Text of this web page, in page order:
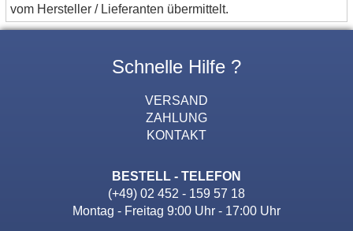
vom Hersteller / Lieferanten übermittelt.
Schnelle Hilfe ?
VERSAND
ZAHLUNG
KONTAKT
BESTELL - TELEFON
(+49) 02 452 - 159 57 18
Montag - Freitag 9:00 Uhr - 17:00 Uhr